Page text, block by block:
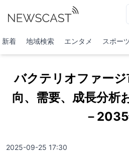
新着 地域検索 エンタメ スポー
バクテリオファー
向、需要、成長分析
－
2025-09-25 17:30